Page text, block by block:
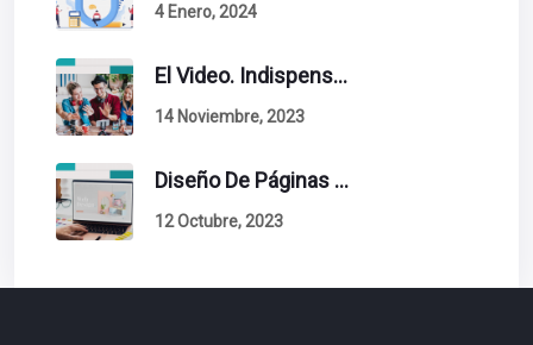
4 Enero, 2024
El Video. Indispensable En Tu Estrategia De Contenidos.
14 Noviembre, 2023
Diseño De Páginas Web. Esto Debe Tener Un Sitio Exitoso.
12 Octubre, 2023